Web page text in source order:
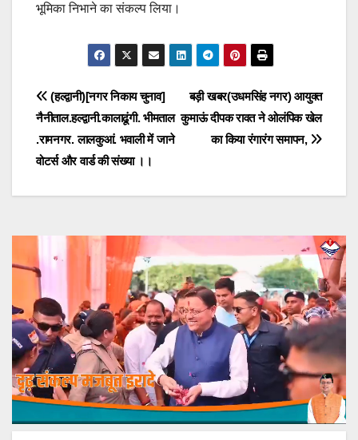
भूमिका निभाने का संकल्प लिया।
Post
navigation
बड़ी खबर(उधमसिंह नगर) आयुक्त
कुमाऊं दीपक रावत ने ओलंपिक खेल
का किया रंगारंग समापन,
(हल्द्वानी)[नगर निकाय चुनाव]
नैनीताल.हल्द्वानी.कालाढूंगी. भीमताल
.रामनगर. लालकुआं. भवाली में जाने
वोटर्स और वार्ड की संख्या ।।